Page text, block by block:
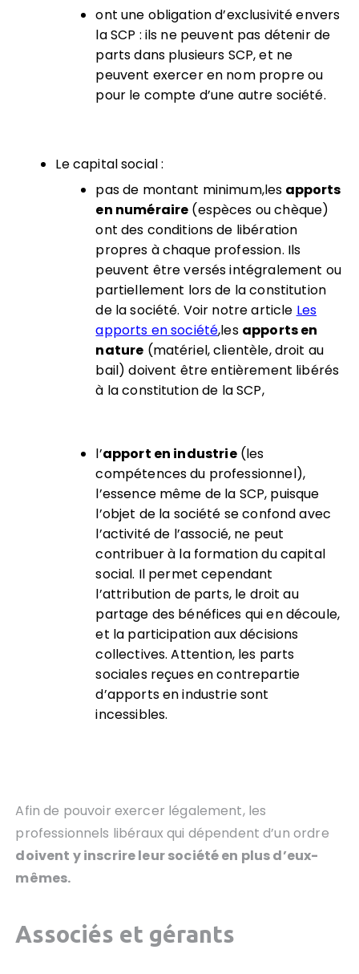
ont une obligation d’exclusivité envers
la SCP : ils ne peuvent pas détenir de
parts dans plusieurs SCP, et ne
peuvent exercer en nom propre ou
pour le compte d’une autre société.
Le capital social :
pas de montant minimum,les apports
en numéraire (espèces ou chèque)
ont des conditions de libération
propres à chaque profession. Ils
peuvent être versés intégralement ou
partiellement lors de la constitution
de la société. Voir notre article Les
apports en société,les apports en
nature (matériel, clientèle, droit au
bail) doivent être entièrement libérés
à la constitution de la SCP,
l’apport en industrie(les
compétences du professionnel),
l’essence même de la SCP, puisque
l’objet de la société se confond avec
l’activité de l’associé, ne peut
contribuer à la formation du capital
social. Il permet cependant
l’attribution de parts, le droit au
partage des bénéfices qui en découle,
et la participation aux décisions
collectives. Attention, les parts
sociales reçues en contrepartie
d’apports en industrie sont
incessibles.
Afin de pouvoir exercer légalement, les
professionnels libéraux qui dépendent d’un ordre
doivent y inscrire leur société en plus d’eux-
mêmes.
Associés et gérants